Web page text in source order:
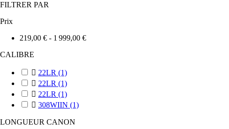
FILTRER PAR
Prix
219,00 € - 1 999,00 €
CALIBRE
 22LR (1)
 22LR (1)
 22LR (1)
 308WIIN (1)
LONGUEUR CANON